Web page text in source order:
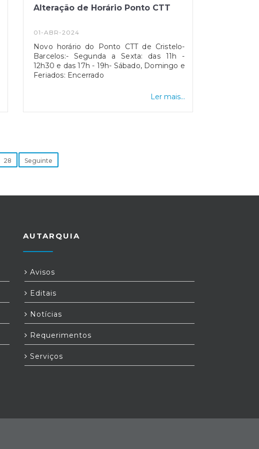
Alteração de Horário Ponto CTT
01-ABR-2024
Novo horário do Ponto CTT de Cristelo-
Barcelos:- Segunda a Sexta: das 11h -
12h30 e das 17h - 19h- Sábado, Domingo e
Feriados: Encerrado
Ler mais...
28 Seguinte
AUTARQUIA
Avisos
Editais
Notícias
Requerimentos
Serviços